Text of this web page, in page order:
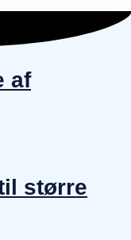
af
større